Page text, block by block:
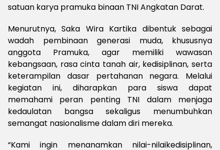
satuan karya pramuka binaan TNI Angkatan Darat.
Menurutnya, Saka Wira Kartika dibentuk sebagai
wadah pembinaan generasi muda, khususnya
anggota Pramuka, agar memiliki wawasan
kebangsaan, rasa cinta tanah air, kedisiplinan, serta
keterampilan dasar pertahanan negara. Melalui
kegiatan ini, diharapkan para siswa dapat
memahami peran penting TNI dalam menjaga
kedaulatan bangsa sekaligus menumbuhkan
semangat nasionalisme dalam diri mereka.
“Kami ingin menanamkan nilai-nilaikedisiplinan,